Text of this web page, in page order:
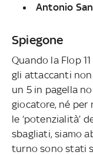
Antonio
Spiegone
Quando la Flop
gli attaccanti non
un 5 in pagella
giocatore, né
le ‘potenzialità’
sbagliati, siamo
turno sono stati